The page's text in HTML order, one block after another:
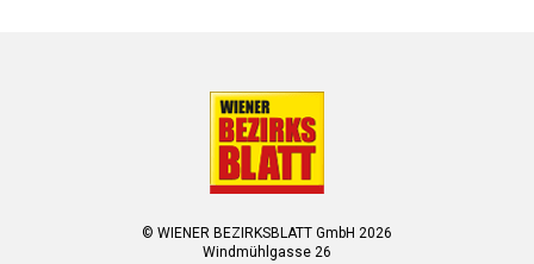
© WIENER BEZIRKSBLATT GmbH 2026
Windmühlgasse 26